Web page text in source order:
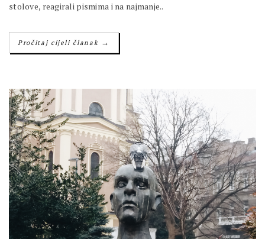
stolove, reagirali pismima i na najmanje..
Pročitaj cijeli članak →